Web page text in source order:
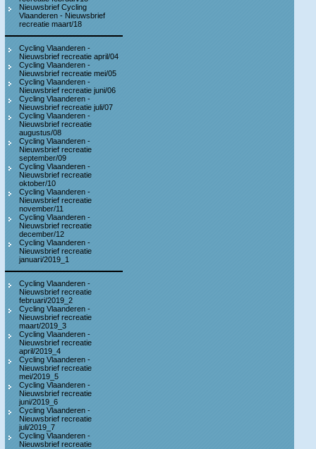
Nieuwsbrief Cycling
Vlaanderen - Nieuwsbrief
recreatie maart/18
Cycling Vlaanderen -
Nieuwsbrief recreatie april/04
Cycling Vlaanderen -
Nieuwsbrief recreatie mei/05
Cycling Vlaanderen -
Nieuwsbrief recreatie juni/06
Cycling Vlaanderen -
Nieuwsbrief recreatie juli/07
Cycling Vlaanderen -
Nieuwsbrief recreatie
augustus/08
Cycling Vlaanderen -
Nieuwsbrief recreatie
september/09
Cycling Vlaanderen -
Nieuwsbrief recreatie
oktober/10
Cycling Vlaanderen -
Nieuwsbrief recreatie
november/11
Cycling Vlaanderen -
Nieuwsbrief recreatie
december/12
Cycling Vlaanderen -
Nieuwsbrief recreatie
januari/2019_1
Cycling Vlaanderen -
Nieuwsbrief recreatie
februari/2019_2
Cycling Vlaanderen -
Nieuwsbrief recreatie
maart/2019_3
Cycling Vlaanderen -
Nieuwsbrief recreatie
april/2019_4
Cycling Vlaanderen -
Nieuwsbrief recreatie
mei/2019_5
Cycling Vlaanderen -
Nieuwsbrief recreatie
juni/2019_6
Cycling Vlaanderen -
Nieuwsbrief recreatie
juli/2019_7
Cycling Vlaanderen -
Nieuwsbrief recreatie